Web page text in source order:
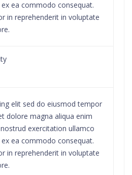
ea commodo consequat.
in reprehenderit in voluptate
elit sed do eiusmod tempor
dolore magna aliqua enim
exercitation ullamco
ea commodo consequat.
in reprehenderit in voluptate